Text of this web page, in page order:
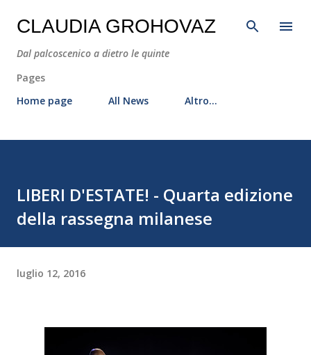
Passa ai contenuti principali
CLAUDIA GROHOVAZ
Dal palcoscenico a dietro le quinte
Pages
Home page
All News Altro…
LIBERI D'ESTATE! - Quarta edizione
della rassegna milanese
luglio 12, 2016